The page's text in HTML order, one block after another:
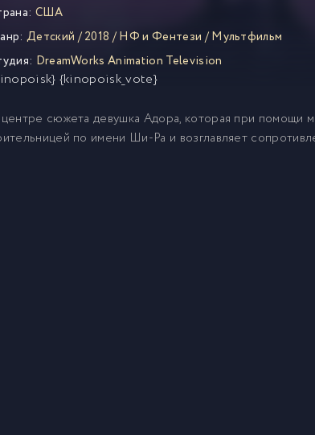
США
Детский /2018 /НФ и Фентези /Мультфильм
DreamWorks Animation Television
{kinopoisk_vote}
сюжета девушка Адора, которая при помощи
по имени Ши-Ра и возглавляет